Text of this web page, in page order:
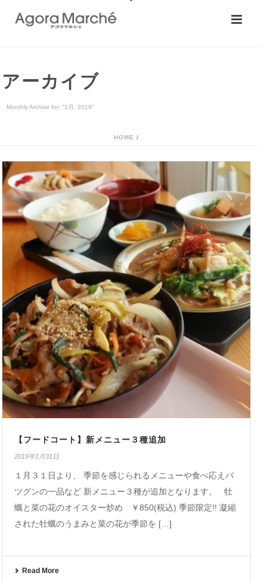
アーカイブ
Monthly Archive for: "1月, 2019"
HOME /
【フードコート】新メニュー３種追加
2019年1月31日
１月３１日より、 季節を感じられるメニューや食べ応えバ
ツグンの一品など 新メニュー３種が追加となります。 牡
蠣と菜の花のオイスター炒め ￥850(税込) 季節限定!! 凝縮
された牡蠣のうまみと菜の花が季節を […]
Read More